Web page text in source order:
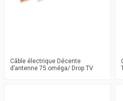
Câble électrique Décente
d’antenne 75 oméga/ Drop TV